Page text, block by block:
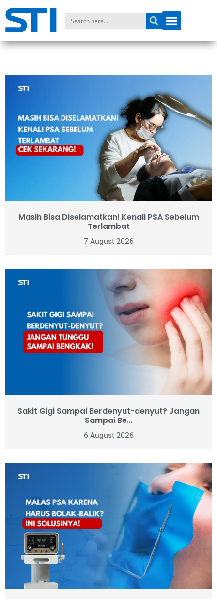
Masih Bisa Diselamatkan! Kenali PSA Sebelum
Terlambat
7 August 2026
Sakit Gigi Sampai Berdenyut-denyut? Jangan
Sampai Be...
6 August 2026